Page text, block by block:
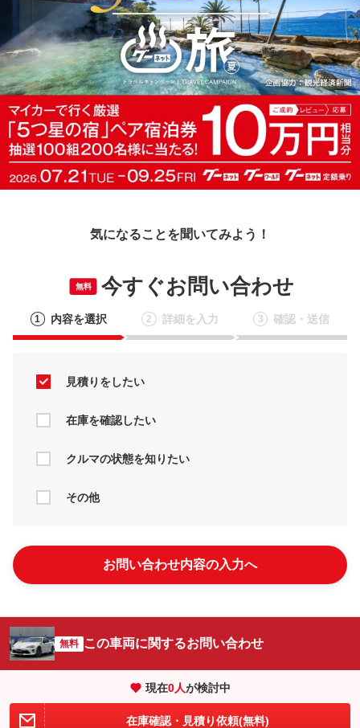
気になることを聞いてみよう！
無料 今すぐお問い合わせ
1 内容を選択 2 詳細を入力 3 確認・送信
見積りをしたい
在庫を確認したい
クルマの状態を知りたい
その他
お問い合わせ内容の入力へ
無料 この車両に関するお問い合わせ
現在0人が検討中
在庫確認・見積り依頼(無料)